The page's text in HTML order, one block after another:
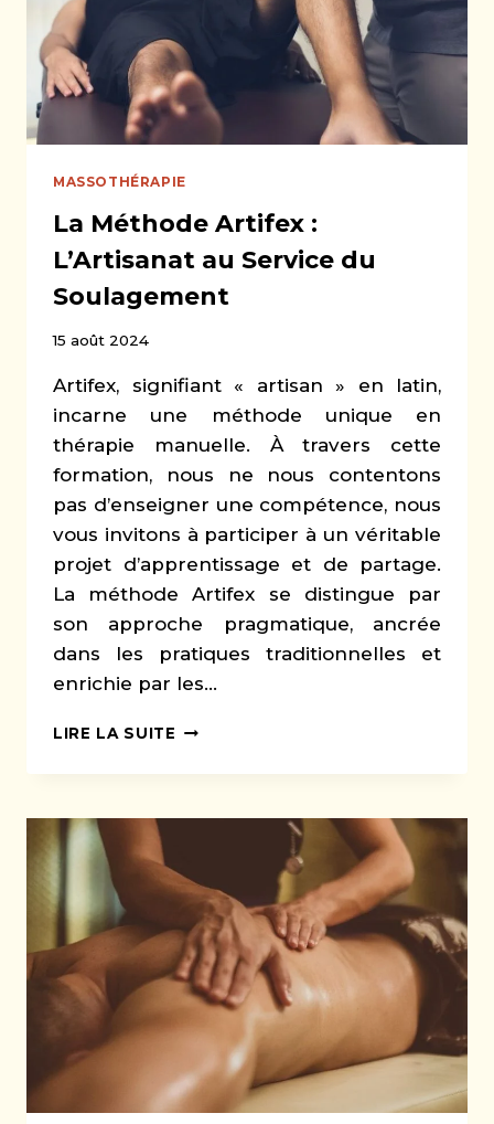
MASSOTHÉRAPIE
La Méthode Artifex :
L’Artisanat au Service du
Soulagement
15 août 2024
Artifex, signifiant « artisan » en latin,
incarne une méthode unique en
thérapie manuelle. À travers cette
formation, nous ne nous contentons
pas d’enseigner une compétence, nous
vous invitons à participer à un véritable
projet d’apprentissage et de partage.
La méthode Artifex se distingue par
son approche pragmatique, ancrée
dans les pratiques traditionnelles et
enrichie par les…
LIRE LA SUITE LA
ARTIFEX
L’ARTISANAT
SERVICE
DU
SOULAGEMENT